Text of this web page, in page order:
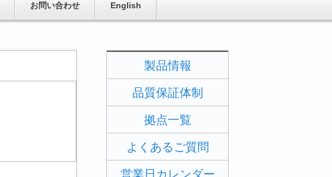
お問い合わせ English
製品情報
品質保証体制
拠点一覧
よくあるご質問
営業日カレンダー